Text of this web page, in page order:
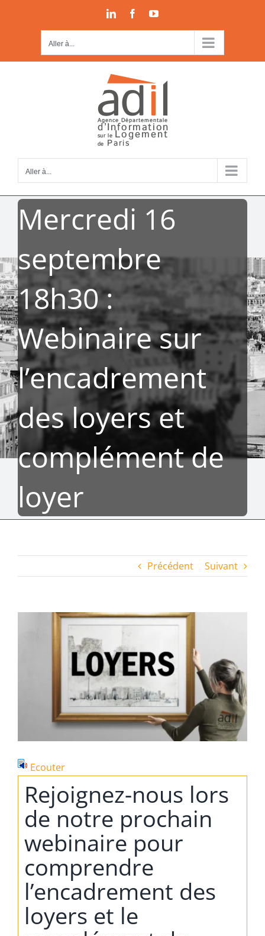
LinkedInFacebookYouTube
Aller à...
Aller à...
Mercredi 16
septembre
18h30 :
Webinaire sur
l’encadrement
des loyers et
complément de
loyer
Précédent Suivant
Ecouter
Rejoignez-nous lors
de notre prochain
webinaire pour
comprendre
l’encadrement des
loyers et le